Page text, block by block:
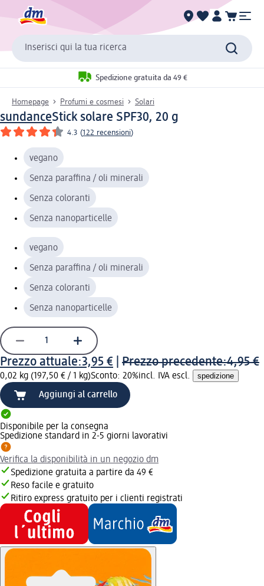
Inserisci qui la tua ricerca
Spedizione gratuita da 49 €
Homepage Profumi e cosmesi Solari
sundanceStick solare SPF30, 20 g
4.3 (122 recensioni)
vegano
Senza paraffina / oli minerali
Senza coloranti
Senza nanoparticelle
vegano
Senza paraffina / oli minerali
Senza coloranti
Senza nanoparticelle
Prezzo attuale:3,95 € Prezzo precedente:4,95 €
0,02 kg (197,50 € / 1 kg)Sconto: 20%incl. IVA escl. spedizione
Aggiungi al carrello
Disponibile per la consegna
Spedizione standard in 2-5 giorni lavorativi
Verifica la disponibilità in un negozio dm
Spedizione gratuita a partire da 49 €
Reso facile e gratuito
Ritiro express gratuito per i clienti registrati